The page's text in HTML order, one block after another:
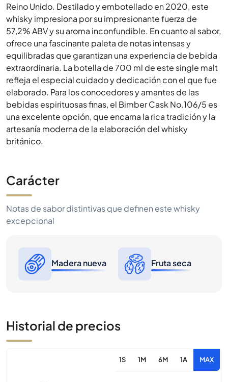
Reino Unido. Destilado y embotellado en 2020, este
whisky impresiona por su impresionante fuerza de
57,2% ABV y su aroma inconfundible. En cuanto al sabor,
ofrece una fascinante paleta de notas intensas y
equilibradas que garantizan una experiencia de bebida
extraordinaria. La botella de 700 ml de este single malt
refleja el especial cuidado y dedicación con el que fue
elaborado. Para los conocedores y amantes de las
bebidas espirituosas finas, el Bimber Cask No.106/5 es
una excelente opción, que encarna la rica tradición y la
artesanía moderna de la elaboración del whisky
británico.
Carácter
Notas de sabor distintivas que definen este whisky
excepcional
Madera nueva Fruta seca
Historial de precios
1S 1M 6M 1A MAX